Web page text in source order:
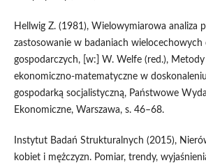
Hellwig Z. (1981), Wielowymiarowa analiza
zastosowanie w badaniach
gospodarczych, [w:] W. Welfe (red.),
ekonomiczno‑matematyczne w
gospodarką socjalistyczną, Państwowe
Ekonomiczne, Warszawa, s. 46–68.
Instytut Badań Strukturalnych (2015),
kobiet i mężczyzn. Pomiar, trendy,